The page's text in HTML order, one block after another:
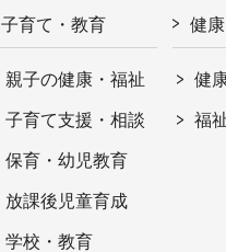
子育て・教育
親子の健康・福祉
子育て支援・相談
保育・幼児教育
放課後児童育成
学校・教育
健
健
福